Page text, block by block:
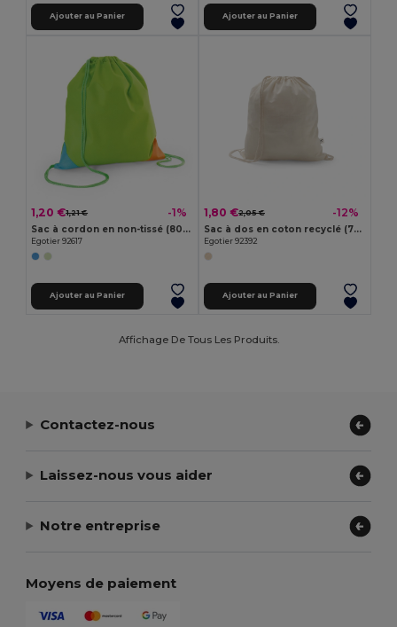
Ajouter au Panier Ajouter au Panier
1,20 €1,21 € -1%
Sac à cordon en non-tissé (80 g/m²)
Egotier 92617
Ajouter au Panier
1,80 €2,05 € -12%
Sac à dos en coton recyclé (70%) et polyester (30% rPET) (150 g/m²)
Egotier 92392
Ajouter au Panier
Affichage De Tous Les Produits.
Contactez-nous
Laissez-nous vous aider
Notre entreprise
Moyens de paiement